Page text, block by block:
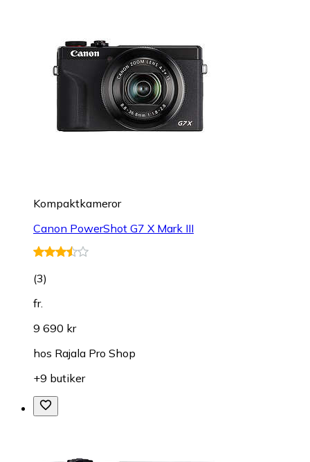
Kompaktkameror
Canon PowerShot G7 X Mark III
(3)
fr.
9 690 kr
hos Rajala Pro Shop
+9 butiker